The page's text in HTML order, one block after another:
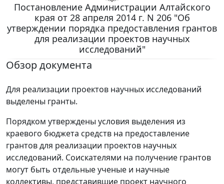
Постановление Администрации Алтайского
края от 28 апреля 2014 г. N 206 "Об
утверждении порядка предоставления грантов
для реализации проектов научных
исследований"
Обзор документа
Для реализации проектов научных исследований
выделены гранты.
Порядком утверждены условия выделения из
краевого бюджета средств на предоставление
грантов для реализации проектов научных
исследований. Соискателями на получение грантов
могут быть отдельные ученые и научные
коллективы, представившие проект научного